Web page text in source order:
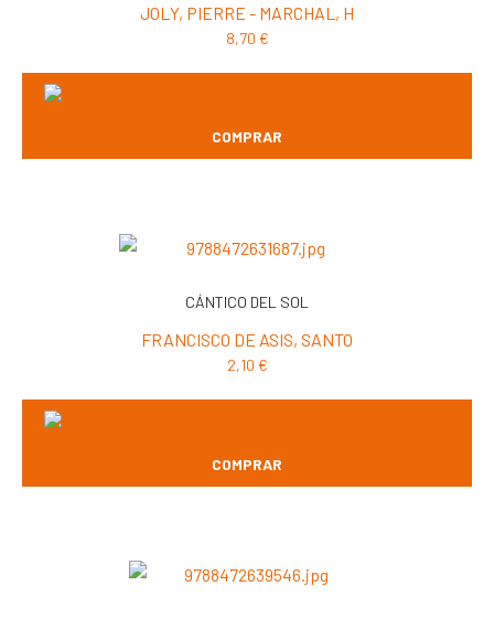
JOLY, PIERRE - MARCHAL, H
8,70 €
COMPRAR
CÁNTICO DEL SOL
FRANCISCO DE ASIS, SANTO
2,10 €
COMPRAR